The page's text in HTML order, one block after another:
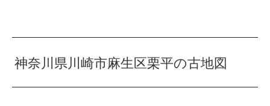
神奈川県川崎市麻生区栗平の古地図